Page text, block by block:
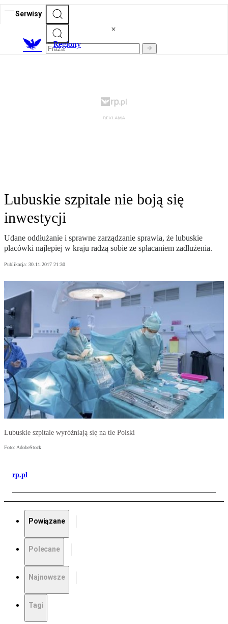
Serwisy
Regiony
Lubuskie szpitale nie boją się
inwestycji
Udane oddłużanie i sprawne zarządzanie sprawia, że lubuskie
placówki najlepiej w kraju radzą sobie ze spłacaniem zadłużenia.
Publikacja: 30.11.2017 21:30
Lubuskie szpitale wyróżniają się na tle Polski
Foto: AdobeStock
rp.pl
Powiązane
Polecane
Najnowsze
Tagi